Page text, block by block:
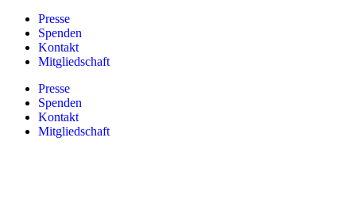
Presse
Spenden
Kontakt
Mitgliedschaft
Presse
Spenden
Kontakt
Mitgliedschaft